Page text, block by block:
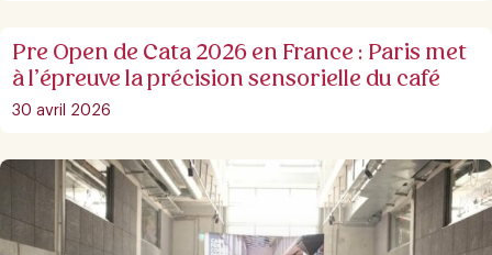
Pre Open de Cata 2026 en France : Paris met
à l’épreuve la précision sensorielle du café
30 avril 2026